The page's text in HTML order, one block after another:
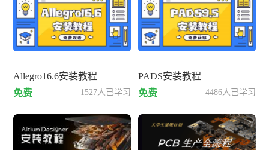
Allegro16.6安装教程
免费
1527人已学习
PADS安装教程
免费
4486人已学习